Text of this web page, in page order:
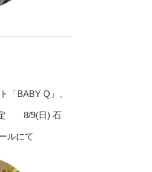
「BABY Q」、
定 8/9(日) 石
ルにて